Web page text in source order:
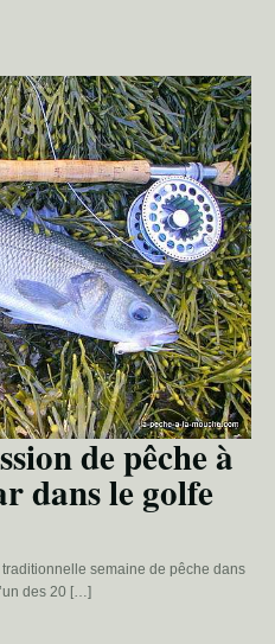
de pêche à
dans le golfe
semaine de pêche dans
des 20 […]